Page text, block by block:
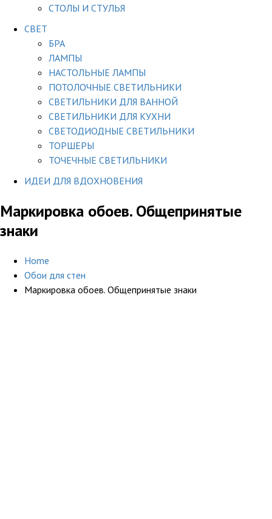
СТОЛЫ И СТУЛЬЯ
СВЕТ
БРА
ЛАМПЫ
НАСТОЛЬНЫЕ ЛАМПЫ
ПОТОЛОЧНЫЕ СВЕТИЛЬНИКИ
СВЕТИЛЬНИКИ ДЛЯ ВАННОЙ
СВЕТИЛЬНИКИ ДЛЯ КУХНИ
СВЕТОДИОДНЫЕ СВЕТИЛЬНИКИ
ТОРШЕРЫ
ТОЧЕЧНЫЕ СВЕТИЛЬНИКИ
ИДЕИ ДЛЯ ВДОХНОВЕНИЯ
Маркировка обоев. Общепринятые
знаки
Home
Обои для стен
Маркировка обоев. Общепринятые знаки